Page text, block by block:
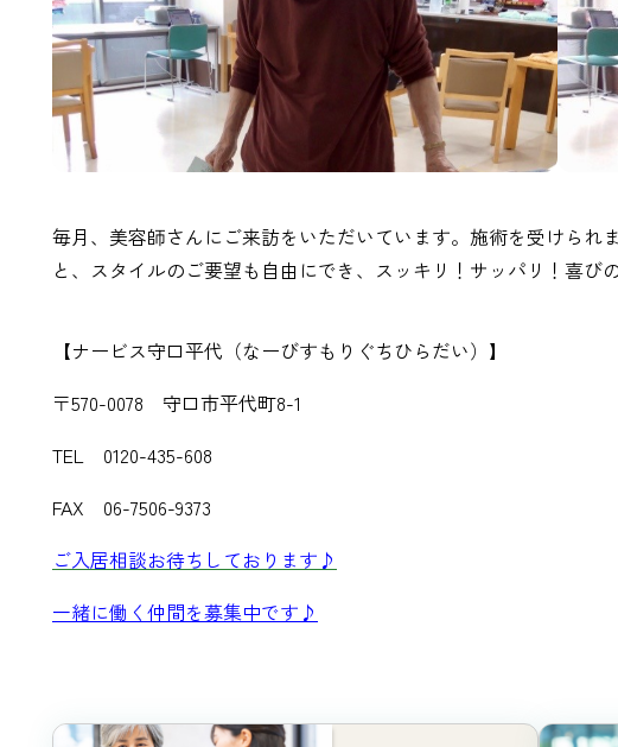
毎月、美容師さんにご来訪をいただいています。施術を受けられ
と、スタイルのご要望も自由にでき、スッキリ！サッパリ！喜び
【ナービス守口平代（なーびすもりぐちひらだい）】
〒570-0078 守口市平代町8-1
TEL 0120-435-608
FAX 06-7506-9373
ご入居相談お待ちしております♪
一緒に働く仲間を募集中です♪